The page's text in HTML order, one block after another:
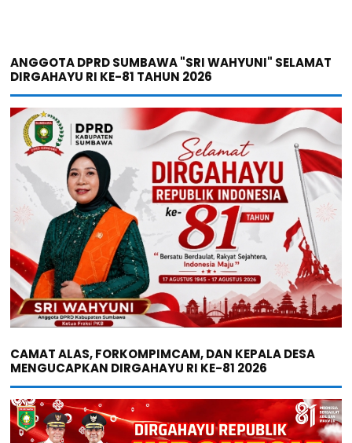
ANGGOTA DPRD SUMBAWA "SRI WAHYUNI" SELAMAT
DIRGAHAYU RI KE-81 TAHUN 2026
CAMAT ALAS, FORKOMPIMCAM, DAN KEPALA DESA
MENGUCAPKAN DIRGAHAYU RI KE-81 2026